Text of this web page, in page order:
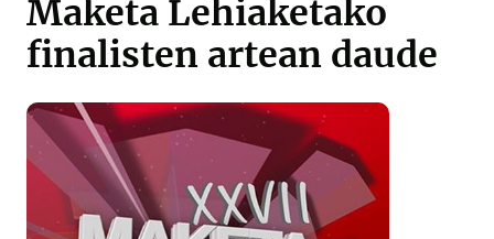
Maketa Lehiaketako
finalisten artean daude